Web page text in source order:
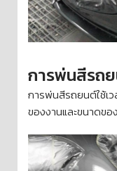
การพ่นสีรถย
การพ่นสีรถยนต์ใช้เ
ของงานและขนาดขอ